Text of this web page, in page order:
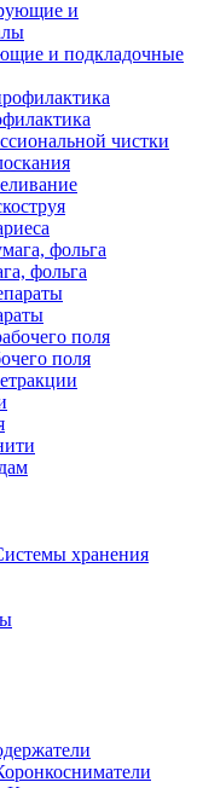
и подкладочные
чистки
фольга
поля
хранения